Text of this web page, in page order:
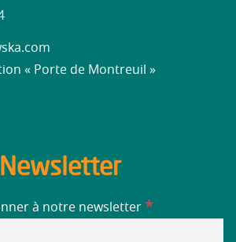
« Porte de Montreuil »
Newsletter
à notre newsletter *